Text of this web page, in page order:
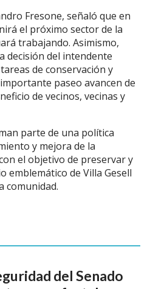
Fresone, señaló que en
el próximo sector de la
trabajando. Asimismo,
decisión del intendente
de conservación y
paseo avancen de
de vecinos, vecinas y
parte de una política
y mejora de la
el objetivo de preservar y
emblemático de Villa Gesell
comunidad.
del Senado